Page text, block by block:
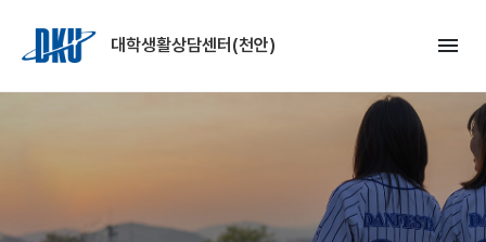
대학생활상담센터(천안)
menu